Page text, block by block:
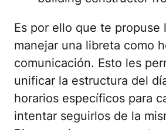
Es por ello que te propuse
manejar una libreta como
comunicación. Esto les
unificar la estructura del
horarios específicos para
intentar seguirlos de la